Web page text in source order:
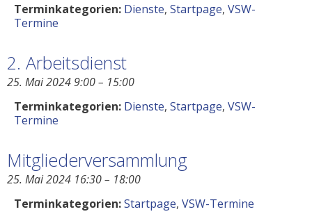
Terminkategorien: Dienste, Startpage, VSW-
Termine
2. Arbeitsdienst
25. Mai 2024 9:00– 15:00
Terminkategorien: Dienste, Startpage, VSW-
Termine
Mitgliederversammlung
25. Mai 2024 16:30– 18:00
Terminkategorien:Startpage, VSW-Termine